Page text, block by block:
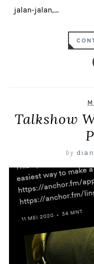
jalan-jalan,...
Talkshow
by